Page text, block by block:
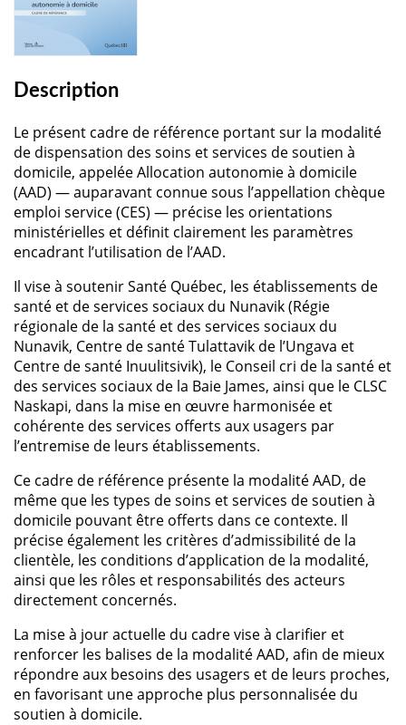
Description
Le présent cadre de référence portant sur la modalité
de dispensation des soins et services de soutien à
domicile, appelée Allocation autonomie à domicile
(AAD) — auparavant connue sous l’appellation chèque
emploi service (CES) — précise les orientations
ministérielles et définit clairement les paramètres
encadrant l’utilisation de l’AAD.
Il vise à soutenir Santé Québec, les établissements de
santé et de services sociaux du Nunavik (Régie
régionale de la santé et des services sociaux du
Nunavik, Centre de santé Tulattavik de l’Ungava et
Centre de santé Inuulitsivik), le Conseil cri de la santé et
des services sociaux de la Baie James, ainsi que le CLSC
Naskapi, dans la mise en œuvre harmonisée et
cohérente des services offerts aux usagers par
l’entremise de leurs établissements.
Ce cadre de référence présente la modalité AAD, de
même que les types de soins et services de soutien à
domicile pouvant être offerts dans ce contexte. Il
précise également les critères d’admissibilité de la
clientèle, les conditions d’application de la modalité,
ainsi que les rôles et responsabilités des acteurs
directement concernés.
La mise à jour actuelle du cadre vise à clarifier et
renforcer les balises de la modalité AAD, afin de mieux
répondre aux besoins des usagers et de leurs proches,
en favorisant une approche plus personnalisée du
soutien à domicile.